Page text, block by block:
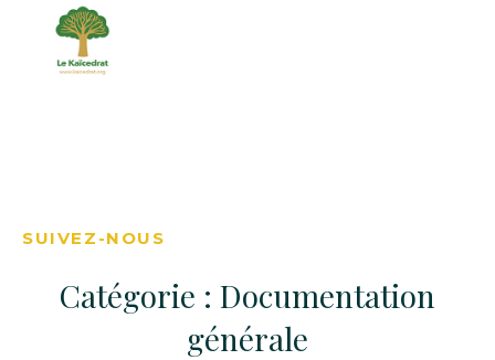
SUIVEZ-NOUS
Catégorie : Documentation
générale